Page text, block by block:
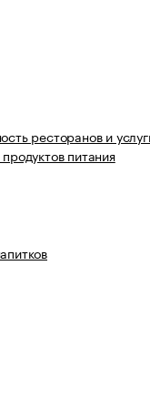
ресторанов и
питания